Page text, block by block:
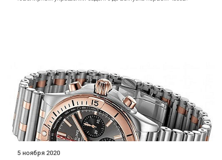
5 ноября 2020